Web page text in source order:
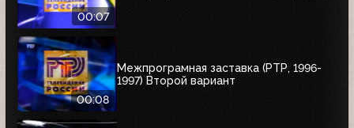
00:07
00:08
Межпрограмная заставка (РТР, 1996-
1997) Второй вариант